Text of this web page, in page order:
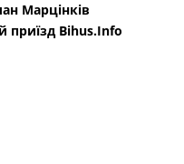
Марцінків
Bihus.Info